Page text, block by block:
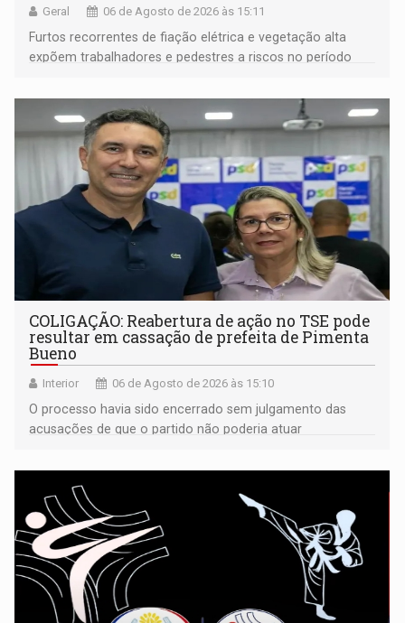
Geral 06 de Agosto de 2026 às 15:11
Furtos recorrentes de fiação elétrica e vegetação alta
expõem trabalhadores e pedestres a riscos no período
COLIGAÇÃO: Reabertura de ação no TSE pode
resultar em cassação de prefeita de Pimenta
Bueno
Interior 06 de Agosto de 2026 às 15:10
O processo havia sido encerrado sem julgamento das
acusações de que o partido não poderia atuar